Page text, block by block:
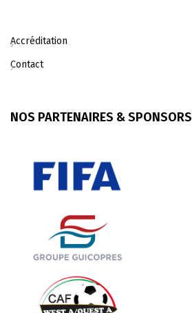
Accréditation
Contact
NOS PARTENAIRES & SPONSORS